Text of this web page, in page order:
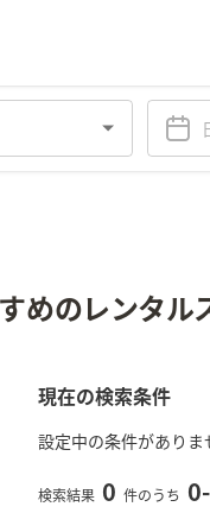
めのレンタル
現在の検索条件
設定中の条件がありま
検索結果 0 件のうち 0-